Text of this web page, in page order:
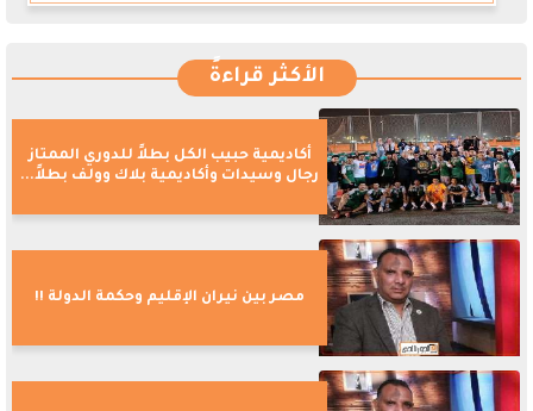
الأكثر قراءةً
أكاديمية حبيب الكل بطلاً للدوري الممتاز
رجال وسيدات وأكاديمية بلاك وولف بطلاً...
مصر بين نيران الإقليم وحكمة الدولة !!